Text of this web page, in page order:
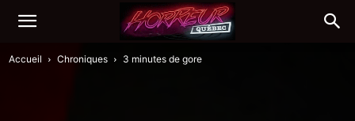
Accueil Chroniques 3 minutes de gore